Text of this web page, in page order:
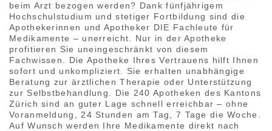
beim Arzt bezogen werden? Dank fünfjährigem
Hochschulstudium und stetiger Fortbildung sind die
Apothekerinnen und Apotheker DIE Fachleute für
Medikamente – unerreicht. Nur in der Apotheke
profitieren Sie uneingeschränkt von diesem
Fachwissen. Die Apotheke Ihres Vertrauens hilft Ihnen
sofort und unkompliziert. Sie erhalten unabhängige
Beratung zur ärztlichen Therapie oder Unterstützung
zur Selbstbehandlung. Die 240 Apotheken des Kantons
Zürich sind an guter Lage schnell erreichbar – ohne
Voranmeldung, 24 Stunden am Tag, 7 Tage die Woche.
Auf Wunsch werden Ihre Medikamente direkt nach